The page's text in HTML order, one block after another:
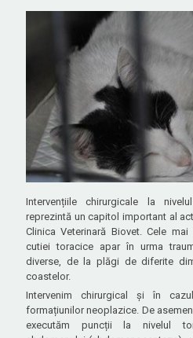
Intervențiile chirurgicale la
reprezintă un capitol important al
Clinica Veterinară Biovet. Cele
cutiei toracice apar în urma
diverse, de la plăgi de diferite
coastelor.
Intervenim chirurgical și în
formațiunilor neoplazice. De
executăm puncții la nivelul